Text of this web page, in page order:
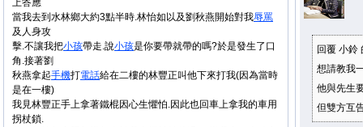
上答應
當我去到水林鄉大約3點半時.林怡如以及劉秋燕開始對我辱罵
及人身攻
擊.不讓我把小孩帶走.說小孩是你要帶就帶的嗎?於是發生了口
角.接著劉
秋燕拿起手機打電話給在二樓的林豐正叫他下來打我(因為當時
是在一樓)
我見林豐正手上拿著鐵棍因心生懼怕.因此也回車上拿我的車用
拐杖鎖.
回覆 小鈴
想請教我
他與先生
但雙方互